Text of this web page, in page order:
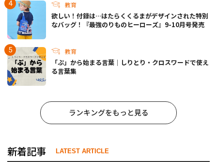
教育
欲しい！付録は…はたらくくるまがデザインされた特別
なバッグ！『最強のりものヒーローズ』9-10月号発売
教育
「ぷ」から始まる言葉｜しりとり・クロスワードで使え
る言葉集
ランキングをもっと見る
新着記事 LATEST ARTICLE